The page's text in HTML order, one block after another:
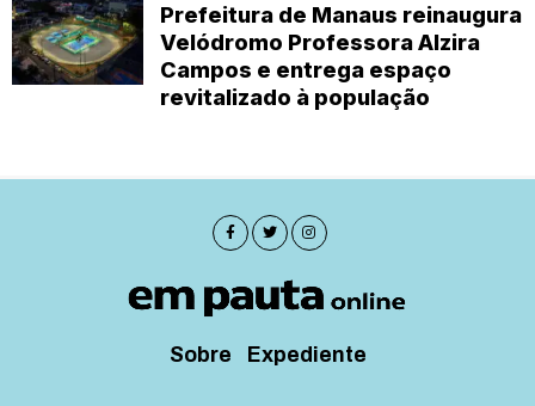
Prefeitura de Manaus reinaugura
Velódromo Professora Alzira
Campos e entrega espaço
revitalizado à população
Sobre Expediente